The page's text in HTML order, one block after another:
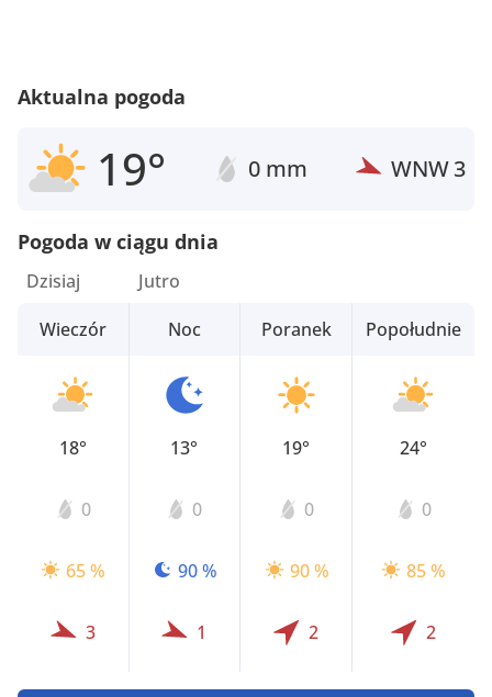
Aktualna pogoda
19° 0 mm WNW3
Pogoda w ciągu dnia
Dzisiaj
Wieczór
18°
0
65 %
3
Jutro
Noc
13°
0
90 %
1
Poranek
19°
0
90 %
2
Popołudnie
24°
0
85 %
2